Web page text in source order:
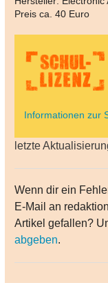
Preis ca. 40 Euro
Informationen zur
letzte
Wenn dir ein
E-Mail an
Artikel gefallen?
abgeben.